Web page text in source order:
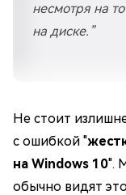
несмотря на
на диске.”
Не стоит
с ошибкой "
на Windows 10".
обычно видят